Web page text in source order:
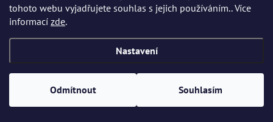
tohoto webu vyjadřujete souhlas s jejich používáním.. Více
informací zde.
Nastavení
Odmítnout Souhlasím